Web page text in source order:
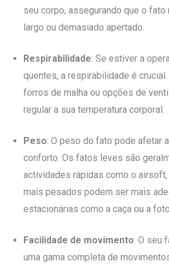
seu corpo, assegurando que o fato
largo ou demasiado apertado.
Respirabilidade: Se estiver a
quentes, a respirabilidade é
forros de malha ou opções de
regular a sua temperatura corporal.
Peso: O peso do fato pode afetar
conforto. Os fatos leves são
actividades rápidas como o
mais pesados podem ser mais
estacionárias como a caça ou a
Facilidade de movimento: O seu
uma gama completa de